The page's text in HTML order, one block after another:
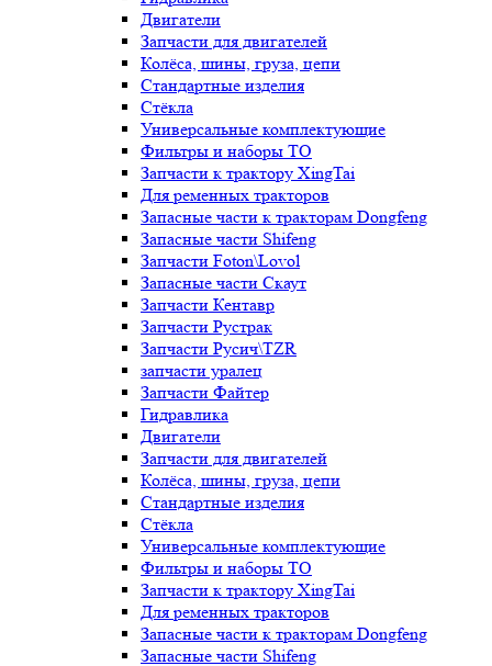
Двигатели
Запчасти для двигателей
Колёса, шины, груза, цепи
Стандартные изделия
Стёкла
Универсальные комплектующие
Фильтры и наборы ТО
Запчасти к трактору XingTai
Для ременных тракторов
Запасные части к тракторам Dongfeng
Запасные части Shifeng
Запчасти Foton\Lovol
Запасные части Скаут
Запчасти Кентавр
Запчасти Рустрак
Запчасти Русич\TZR
запчасти уралец
Запчасти Файтер
Гидравлика
Двигатели
Запчасти для двигателей
Колёса, шины, груза, цепи
Стандартные изделия
Стёкла
Универсальные комплектующие
Фильтры и наборы ТО
Запчасти к трактору XingTai
Для ременных тракторов
Запасные части к тракторам Dongfeng
Запасные части Shifeng